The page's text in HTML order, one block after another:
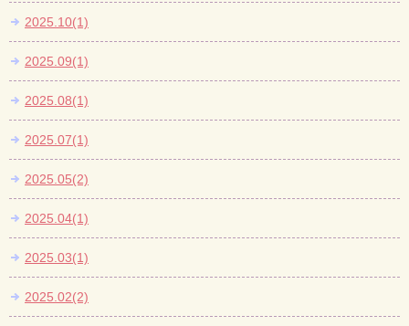
2025.10(1)
2025.09(1)
2025.08(1)
2025.07(1)
2025.05(2)
2025.04(1)
2025.03(1)
2025.02(2)